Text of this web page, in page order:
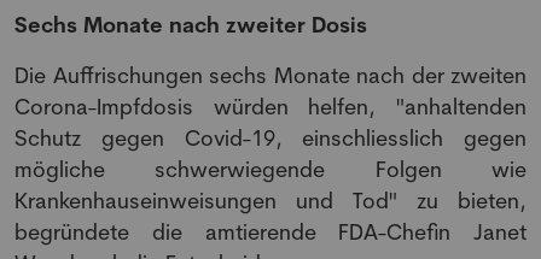
Sechs Monate nach zweiter Dosis
Die Auffrischungen sechs Monate nach der zweiten
Corona-Impfdosis würden helfen, "anhaltenden
Schutz gegen Covid-19, einschliesslich gegen
mögliche schwerwiegende Folgen wie
Krankenhauseinweisungen und Tod" zu bieten,
begründete die amtierende FDA-Chefin Janet